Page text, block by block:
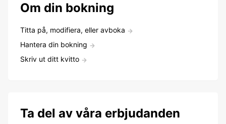
Om din bokning
Titta på, modifiera, eller avboka
Hantera din bokning
Skriv ut ditt kvitto
Ta del av våra erbjudanden